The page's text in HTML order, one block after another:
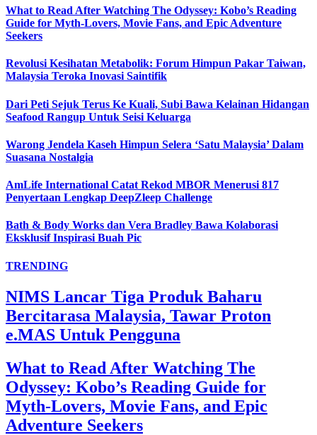
What to Read After Watching The Odyssey: Kobo’s Reading
Guide for Myth-Lovers, Movie Fans, and Epic Adventure
Seekers
Revolusi Kesihatan Metabolik: Forum Himpun Pakar Taiwan,
Malaysia Teroka Inovasi Saintifik
Dari Peti Sejuk Terus Ke Kuali, Subi Bawa Kelainan Hidangan
Seafood Rangup Untuk Seisi Keluarga
Warong Jendela Kaseh Himpun Selera ‘Satu Malaysia’ Dalam
Suasana Nostalgia
AmLife International Catat Rekod MBOR Menerusi 817
Penyertaan Lengkap DeepZleep Challenge
Bath & Body Works dan Vera Bradley Bawa Kolaborasi
Eksklusif Inspirasi Buah Pic
TRENDING
NIMS Lancar Tiga Produk Baharu
Bercitarasa Malaysia, Tawar Proton
e.MAS Untuk Pengguna
What to Read After Watching The
Odyssey: Kobo’s Reading Guide for
Myth-Lovers, Movie Fans, and Epic
Adventure Seekers